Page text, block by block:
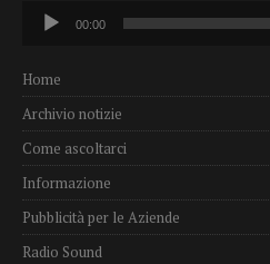
Audio
Player
00:00
Home
Archivio notizie
Come ascoltarci
Informazione
Pubblicità per le Aziende
Radio Sound